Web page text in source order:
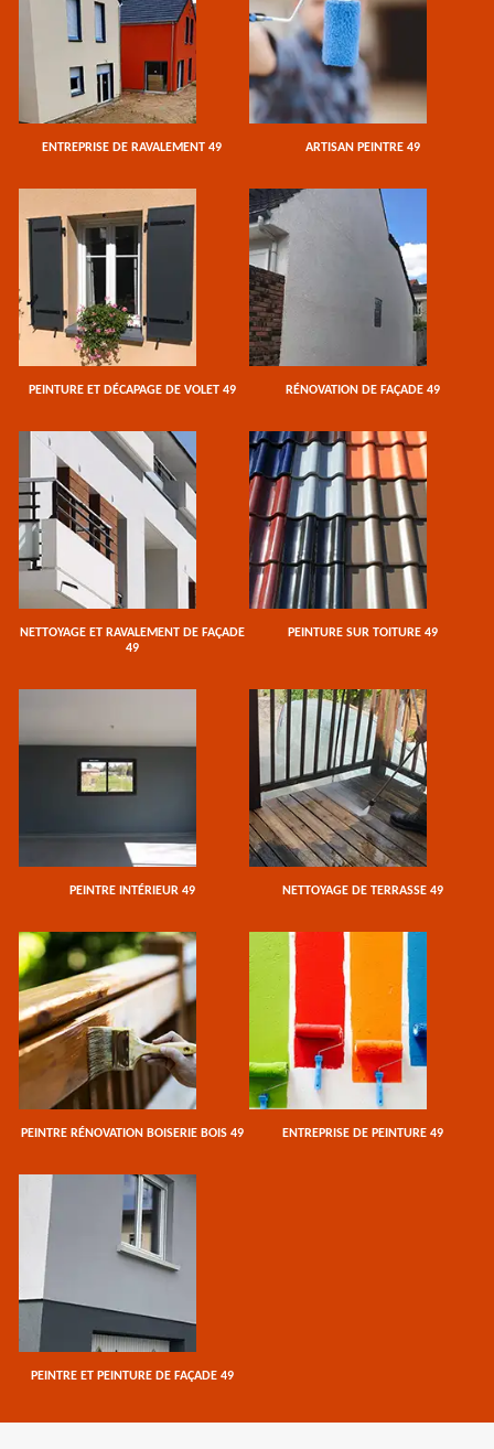
ENTREPRISE DE RAVALEMENT 49 ARTISAN PEINTRE 49
PEINTURE ET DÉCAPAGE DE VOLET 49 RÉNOVATION DE FAÇADE 49
NETTOYAGE ET RAVALEMENT DE FAÇADE
49
PEINTURE SUR TOITURE 49
PEINTRE INTÉRIEUR 49 NETTOYAGE DE TERRASSE 49
PEINTRE RÉNOVATION BOISERIE BOIS 49 ENTREPRISE DE PEINTURE 49
PEINTRE ET PEINTURE DE FAÇADE 49